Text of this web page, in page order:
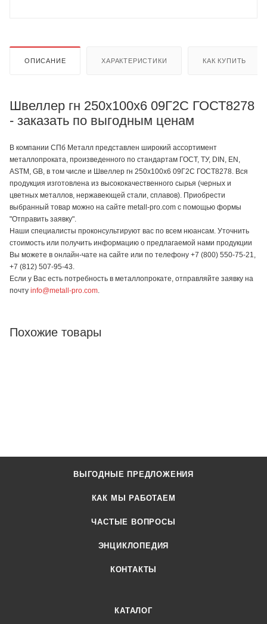
ОПИСАНИЕ ХАРАКТЕРИСТИКИ КАК КУПИТЬ
Швеллер гн 250х100х6 09Г2С ГОСТ8278
- заказать по выгодным ценам
В компании СПб Металл представлен широкий ассортимент
металлопроката, произведенного по стандартам ГОСТ, ТУ, DIN, EN,
ASTM, GB, в том числе и Швеллер гн 250х100х6 09Г2С ГОСТ8278. Вся
продукция изготовлена из высококачественного сырья (черных и
цветных металлов, нержавеющей стали, сплавов). Приобрести
выбранный товар можно на сайте metall-pro.com с помощью формы
"Отправить заявку".
Наши специалисты проконсультируют вас по всем нюансам. Уточнить
стоимость или получить информацию о предлагаемой нами продукции
Вы можете в онлайн-чате на сайте или по телефону +7 (800) 550-75-21,
+7 (812) 507-95-43.
Если у Вас есть потребность в металлопрокате, отправляйте заявку на
почту info@metall-pro.com
Похожие товары
ВЫГОДНЫЕ ПРЕДЛОЖЕНИЯ
КАК МЫ РАБОТАЕМ
ЧАСТЫЕ ВОПРОСЫ
ЭНЦИКЛОПЕДИЯ
КОНТАКТЫ
КАТАЛОГ